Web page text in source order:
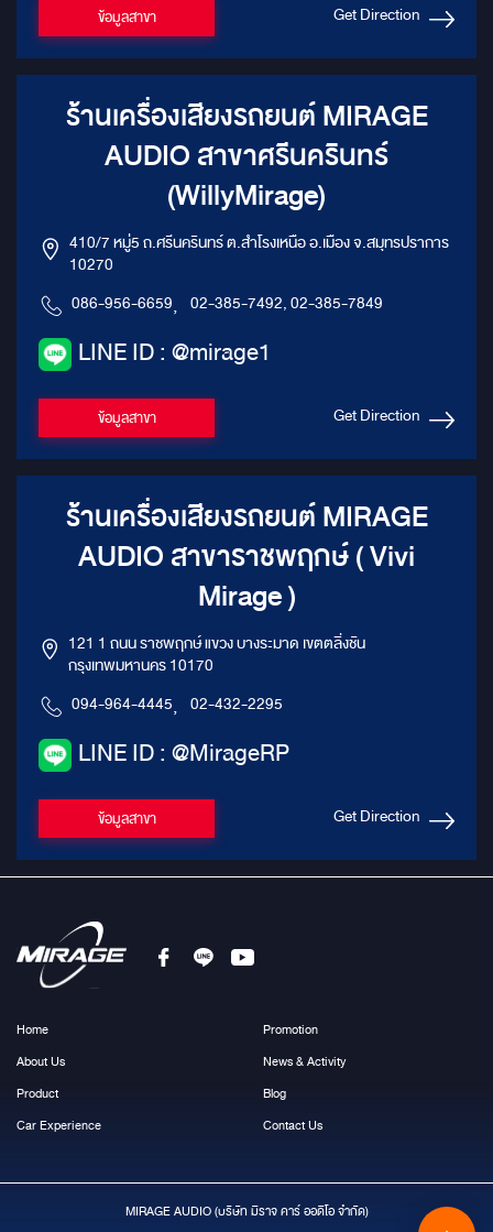
ข้อมูลสาขา Get Direction
ร้านเครื่องเสียงรถยนต์ MIRAGE
AUDIO สาขาศรีนครินทร์
(WillyMirage)
410/7 หมู่5 ถ.ศรีนครินทร์ ต.สำโรงเหนือ อ.เมือง จ.สมุทรปราการ
10270
086-956-6659, 02-385-7492, 02-385-7849
LINE ID : @mirage1
ข้อมูลสาขา Get Direction
ร้านเครื่องเสียงรถยนต์ MIRAGE
AUDIO สาขาราชพฤกษ์ ( Vivi
Mirage )
121 1 ถนน ราชพฤกษ์ แขวง บางระมาด เขตตลิ่งชัน
กรุงเทพมหานคร 10170
094-964-4445, 02-432-2295
LINE ID : @MirageRP
ข้อมูลสาขา Get Direction
Home
About Us
Product
Car Experience
Promotion
News & Activity
Blog
Contact Us
MIRAGE AUDIO (บริษัท มีราจ คาร์ ออดิโอ จำกัด)